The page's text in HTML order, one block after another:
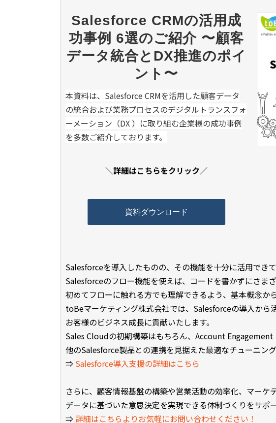
Salesforce CRMの活用成
功事例 6選のご紹介 〜顧客
データ統合とDX推進のポイ
ント〜
本資料は、Salesforce CRMを活用した顧客データ
の統合および業務プロセスのデジタルトランスフォ
ーメーション（DX ）に取り組む企業様の成功事例
を多数ご紹介しております。
＼詳細はこちらをクリック／
資料ダウンロード
Salesforceを導入したものの、その機能を十分に活用でき
Salesforceのフロー機能を使えば、コードを書かずにさま
初めてフローに触れる方でも理解できるよう、基本概念か
toBeマーケティング株式会社では、Salesforceの導入から
お客様のビジネス成長に貢献いたします。
Sales Cloudの初期構築はもちろん、Account
他のSalesforce製品との連携を見据えた最適なチューニング
⇒ Salesforce導入支援の詳細はこちら
さらに、顧客情報基盤の構築や営業活動の効率化、マーケ
データに基づいた意思決定を実現できる体制づくりをサポー
⇒ 詳細はこちらよりお気軽にお問い合わせください！